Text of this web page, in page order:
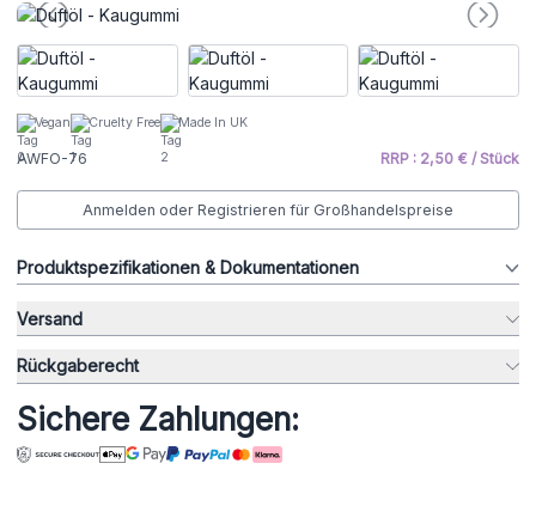
Vegan Cruelty Free Made In UK
AWFO-76 RRP : 2,50 € / Stück
Anmelden oder Registrieren für Großhandelspreise
Produktspezifikationen & Dokumentationen
Versand
Rückgaberecht
Sichere Zahlungen: